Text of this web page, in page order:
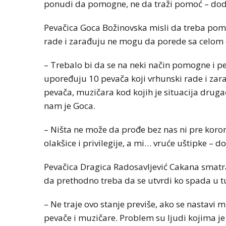
ponudi da pomogne, ne da traži pomoć –
Pevačica Goca Božinovska misli da treba
rade i zarađuju ne mogu da porede sa
– Trebalo bi da se na neki način pomogne i
upoređuju 10 pevača koji vrhunski rade i
pevača, muzičara kod kojih je situacija
nam je Goca.
– Ništa ne može da prođe bez nas ni pre
olakšice i privilegije, a mi… vruće uštipke –
Pevačica Dragica Radosavljević Cakana
da prethodno treba da se utvrdi ko spada u
– Ne traje ovo stanje previše, ako se
pevače i muzičare. Problem su ljudi kojima